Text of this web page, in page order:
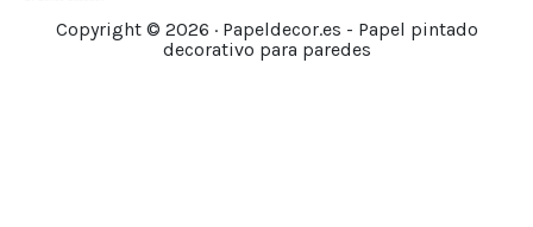
Copyright © 2026 · Papeldecor.es - Papel pintado
decorativo para paredes